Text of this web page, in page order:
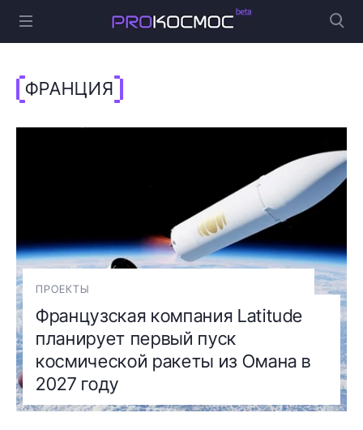
ФРАНЦИЯ
ПРОЕКТЫ
Французская компания Latitude
планирует первый пуск
космической ракеты из Омана в
2027 году